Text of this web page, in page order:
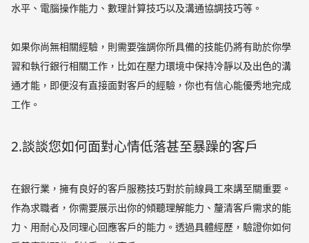
水平、電腦操作能力、數理計算技巧以及溝通協調技巧等。
如果你尚無相關經驗，則需要強調你所具備的技能仍將有助於你學
習和執行銀行相關工作，比如在壓力環境中保持冷靜以及出色的溝
通才能，即便沒有直接面對客戶的經驗，你也有信心能優秀地完成
工作。
2.談談您如何面對心情低落甚至暴躁的客戶
在銀行業，擁有良好的客戶服務技巧對於前線員工來講至關重要。
作為求職者，你需要展示出你的傾聽理解能力、釐清客戶需求的能
力、用耐心及同理心回應客戶的能力。透過具體經歷，驗證你如何